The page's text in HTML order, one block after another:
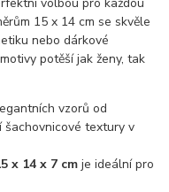
15 x 14 cm se skvěle
nebo dárkové
potěší jak ženy, tak
vzorů od
šachovnicové textury v
x 14 x 7 cm je ideální pro